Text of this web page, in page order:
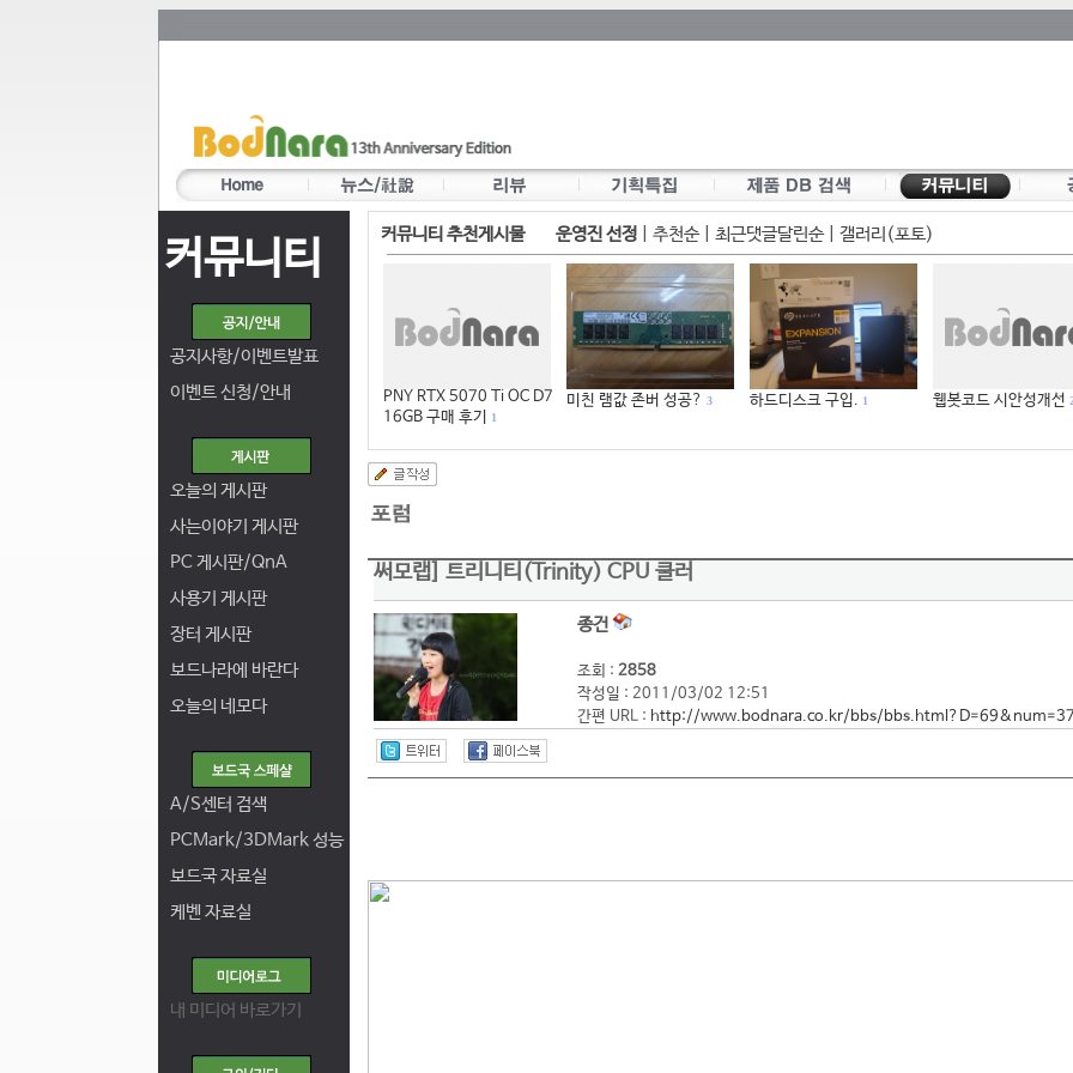
커뮤니티
공지사항/이벤트발표
이벤트 신청/안내
오늘의 게시판
사는이야기 게시판
PC 게시판/QnA
사용기 게시판
장터 게시판
보드나라에 바란다
오늘의 네모다
A/S센터 검색
PCMark/3DMark 성능
보드국 자료실
케벤 자료실
내 미디어 바로가기
커뮤니티 추천게시물 운영진 선정 추천순| 최근댓글달린순| 갤러리(포토)
PNY RTX 5070 Ti OC D7
16GB 구매 후기
1
미친 램값 존버 성공? 3 하드디스크 구입. 1 웹봇코드 시안성개선 2
써모랩] 트리니티(Trinity) CPU 쿨러
종건
조회 : 2858
작성일 : 2011/03/02 12:51
간편 URL : http://www.bodnara.co.kr/bbs/